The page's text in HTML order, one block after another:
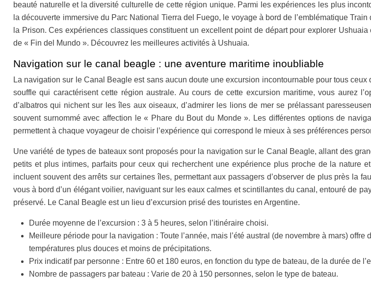
beauté naturelle et la diversité culturelle de cette région unique. Parmi les expériences les plus
la découverte immersive du Parc National Tierra del Fuego, le voyage à bord de l’emblématique
la Prison. Ces expériences classiques constituent un excellent point de départ pour explorer
de « Fin del Mundo ». Découvrez les meilleures activités à Ushuaia.
Navigation sur le canal beagle : une aventure maritime inoubliable
La navigation sur le Canal Beagle est sans aucun doute une excursion incontournable pour tous
souffle qui caractérisent cette région australe. Au cours de cette excursion maritime, vous aurez
d’albatros qui nichent sur les îles aux oiseaux, d’admirer les lions de mer se prélassant
souvent surnommé avec affection le « Phare du Bout du Monde ». Les différentes options de
permettent à chaque voyageur de choisir l’expérience qui correspond le mieux à ses préférences
Une variété de types de bateaux sont proposés pour la navigation sur le Canal Beagle, allant des
petits et plus intimes, parfaits pour ceux qui recherchent une expérience plus proche de la nature
incluent souvent des arrêts sur certaines îles, permettant aux passagers d’observer de plus près la
vous à bord d’un élégant voilier, naviguant sur les eaux calmes et scintillantes du canal, entouré de
préservé. Le Canal Beagle est un lieu d’excursion prisé des touristes en Argentine.
Durée moyenne de l’excursion : 3 à 5 heures, selon l’itinéraire choisi.
Meilleure période pour la navigation : Toute l’année, mais l’été austral (de novembre à mars)
températures plus douces et moins de précipitations.
Prix indicatif par personne : Entre 60 et 180 euros, en fonction du type de bateau, de la durée de
Nombre de passagers par bateau : Varie de 20 à 150 personnes, selon le type de bateau.